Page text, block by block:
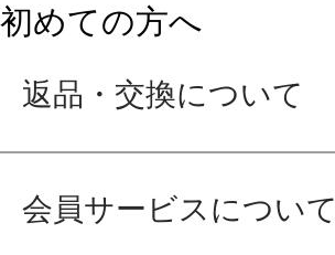
初めての方へ
返品・交換について
会員サービスについて